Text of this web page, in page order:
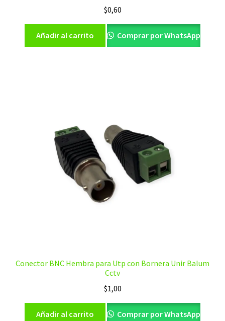
$0,60
Añadir al carrito Comprar por WhatsApp
Conector BNC Hembra para Utp con Bornera Unir Balum
Cctv
$1,00
Añadir al carrito Comprar por WhatsApp